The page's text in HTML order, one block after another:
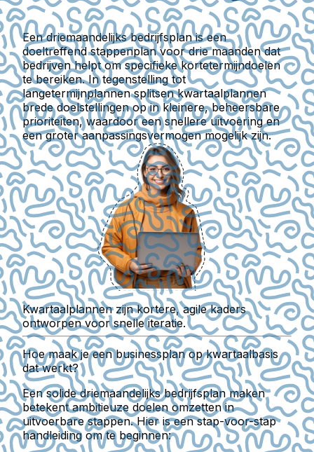
Een driemaandelijks bedrijfsplan is een
doeltreffend stappenplan voor drie maanden dat
bedrijven helpt om specifieke kortetermijndoelen
te bereiken. In tegenstelling tot
langetermijnplannen splitsen kwartaalplannen
brede doelstellingen op in kleinere, beheersbare
prioriteiten, waardoor een snellere uitvoering en
een groter aanpassingsvermogen mogelijk zijn.
Kwartaalplannen zijn kortere, agile kaders
ontworpen voor snelle iteratie.
Hoe maak je een businessplan op kwartaalbasis
dat werkt?
Een solide driemaandelijks bedrijfsplan maken
betekent ambitieuze doelen omzetten in
uitvoerbare stappen. Hier is een stap-voor-stap
handleiding om te beginnen: